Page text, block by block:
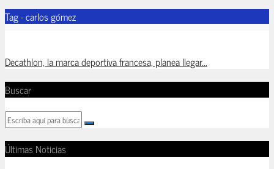
Tag - carlos gómez
Decathlon, la marca deportiva francesa, planea llegar...
Buscar
Últimas Noticias